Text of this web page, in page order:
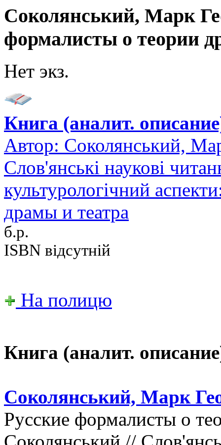
Соколянський, Марк
формалисты о теории
Нет экз.
Книга (аналит.
Автор: Соколянський,
Слов'янські наукові
культурологічний
драмы и театра
б.р.
ISBN відсутній
На полицю
Книга (аналит.
Соколянський, Марк
Русские формалисты о